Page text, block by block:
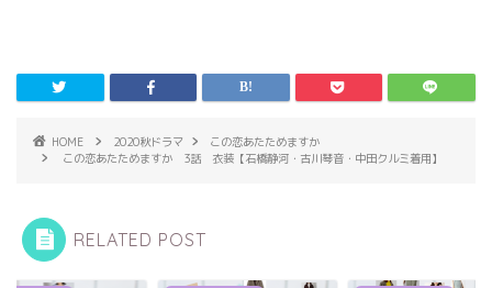
HOME 2020秋ドラマ
この恋あたためますか
この恋あたためますか 3話 衣装【石橋静河・古川琴音・中田クルミ着用】
RELATED POST